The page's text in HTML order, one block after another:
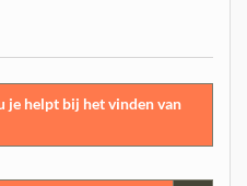
je helpt bij het vinden van